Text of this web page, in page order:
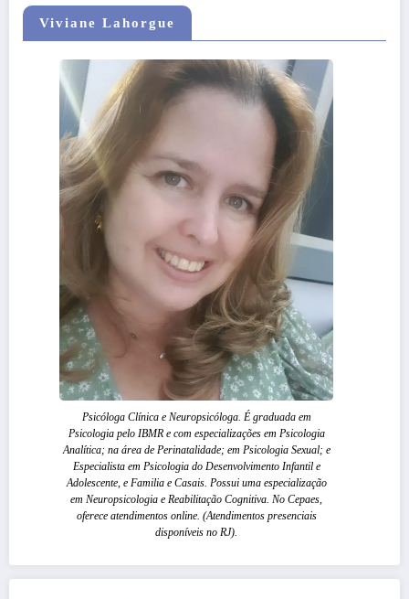
Viviane Lahorgue
Psicóloga Clínica e Neuropsicóloga. É graduada em
Psicologia pelo IBMR e com especializações em Psicologia
Analítica; na área de Perinatalidade; em Psicologia Sexual; e
Especialista em Psicologia do Desenvolvimento Infantil e
Adolescente, e Familia e Casais. Possui uma especialização
em Neuropsicologia e Reabilitação Cognitiva. No Cepaes,
oferece atendimentos online. (Atendimentos presenciais
disponíveis no RJ).